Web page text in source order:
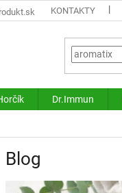
KONTAKTY
Dr.Immun
Blog